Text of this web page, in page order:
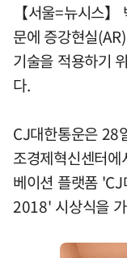
【서울=뉴시스
문에 증강현실
기술을 적용하기
다.
CJ대한통운은 28
조경제혁신센터
베이션 플랫폼
2018' 시상식을